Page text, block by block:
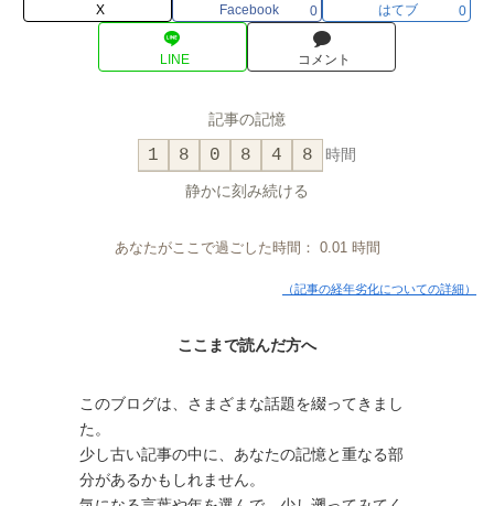
X Facebook 0 はてブ 0
LINE コメント
記事の記憶
1 8 0 8 4 8 時間
静かに刻み続ける
あなたがここで過ごした時間： 0.01時間
（記事の経年劣化についての詳細）
ここまで読んだ方へ
このブログは、さまざまな話題を綴ってきまし
た。
少し古い記事の中に、あなたの記憶と重なる部
分があるかもしれません。